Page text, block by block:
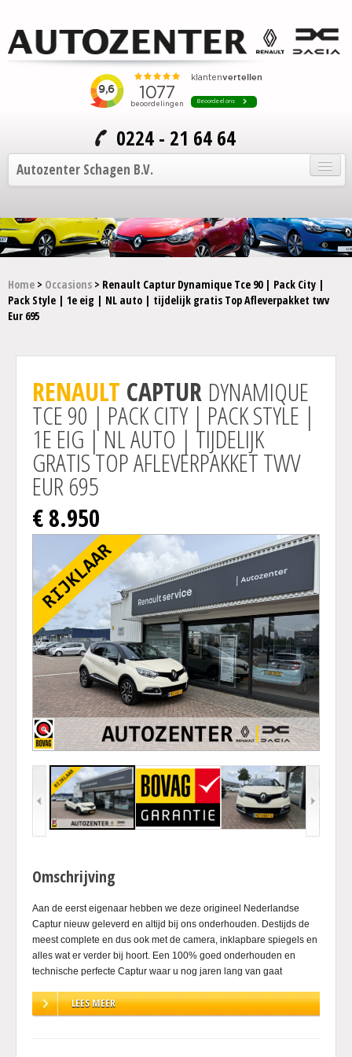
0224 - 21 64 64
Autozenter Schagen B.V.
Home
Onze auto's
Service en onderhoud
Actie
Home > Occasions > Renault Captur Dynamique Tce 90 | Pack City |
Pack Style | 1e eig | NL auto | tijdelijk gratis Top Afleverpakket twv
Eur 695
RENAULT CAPTUR DYNAMIQUE
TCE 90 | PACK CITY | PACK STYLE |
1E EIG | NL AUTO | TIJDELIJK
GRATIS TOP AFLEVERPAKKET TWV
EUR 695
€ 8.950
Omschrijving
Aan de eerst eigenaar hebben we deze origineel Nederlandse
Captur nieuw geleverd en altijd bij ons onderhouden. Destijds de
meest complete en dus ook met de camera, inklapbare spiegels en
alles wat er verder bij hoort. Een 100% goed onderhouden en
technische perfecte Captur waar u nog jaren lang van gaat
.
.
LEES MEER